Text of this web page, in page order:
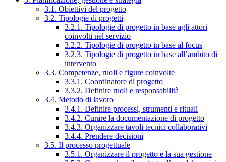
3.1. Obiettivi del progetto
3.2. Tipologie di progetti
3.2.1. Tipologie di progetto in base agli attori
coinvolti nel servizio
3.2.2. Tipologie di progetto in base al focus
3.2.3. Tipologie di progetto in base all’ambito di
intervento
3.3. Competenze, ruoli e figure coinvolte
3.3.1. Coordinatore di progetto
3.3.2. Definire ruoli e responsabilità
3.4. Metodo di lavoro
3.4.1. Definire processi, strumenti e rituali
3.4.2. Curare la documentazione di progetto
3.4.3. Organizzare tavoli tecnici collaborativi
3.4.4. Prendere decisioni
3.5. Il processo progettuale
3.5.1. Organizzare il progetto e la sua gestione